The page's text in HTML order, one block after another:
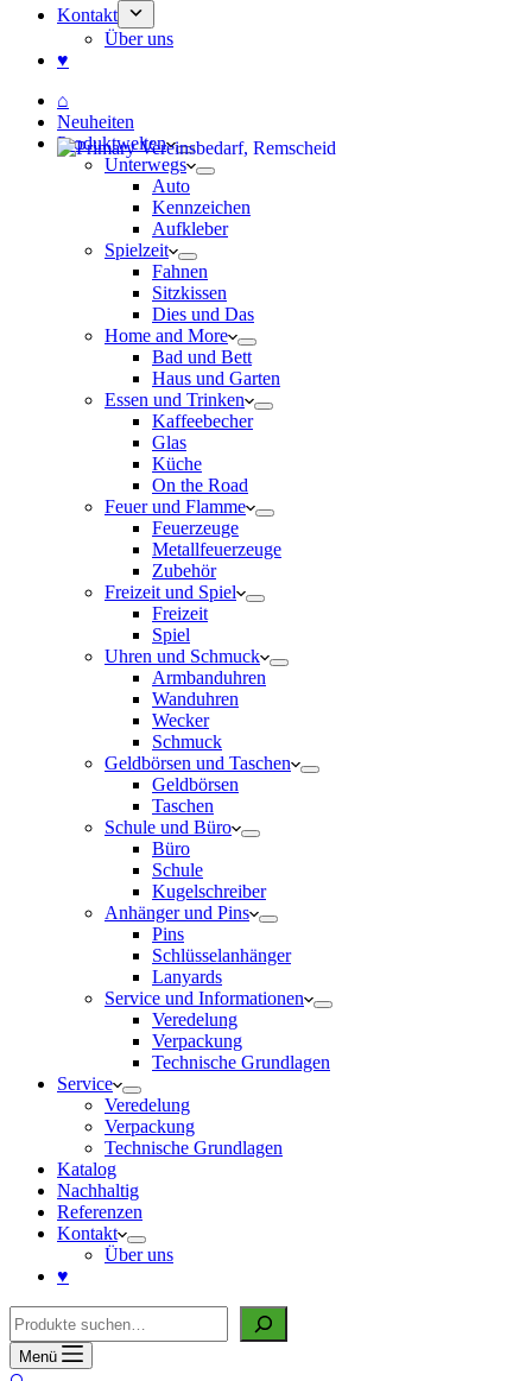
Kontakt
Über uns
♥
⌂
Neuheiten
Produktwelten
Unterwegs
Auto
Kennzeichen
Aufkleber
Spielzeit
Fahnen
Sitzkissen
Dies und Das
Home and More
Bad und Bett
Haus und Garten
Essen und Trinken
Kaffeebecher
Glas
Küche
On the Road
Feuer und Flamme
Feuerzeuge
Metallfeuerzeuge
Zubehör
Freizeit und Spiel
Freizeit
Spiel
Uhren und Schmuck
Armbanduhren
Wanduhren
Wecker
Schmuck
Geldbörsen und Taschen
Geldbörsen
Taschen
Schule und Büro
Büro
Schule
Kugelschreiber
Anhänger und Pins
Pins
Schlüsselanhänger
Lanyards
Service und Informationen
Veredelung
Verpackung
Technische Grundlagen
Service
Veredelung
Verpackung
Technische Grundlagen
Katalog
Nachhaltig
Referenzen
Kontakt
Über uns
♥
Suche
Menü